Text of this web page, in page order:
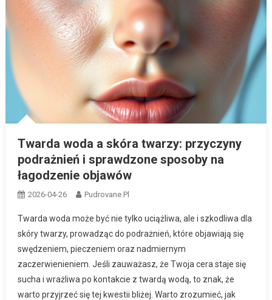
Twarda woda a skóra twarzy: przyczyny
podrażnień i sprawdzone sposoby na
łagodzenie objawów
2026-04-26 Pudrovane.pl
Twarda woda może być nie tylko uciążliwa, ale i szkodliwa dla
skóry twarzy, prowadząc do podrażnień, które objawiają się
swędzeniem, pieczeniem oraz nadmiernym
zaczerwienieniem. Jeśli zauważasz, że Twoja cera staje się
sucha i wrażliwa po kontakcie z twardą wodą, to znak, że
warto przyjrzeć się tej kwestii bliżej. Warto zrozumieć, jak